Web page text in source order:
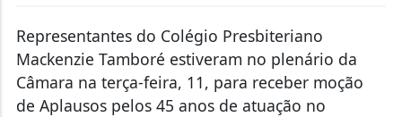
Representantes do Colégio Presbiteriano
Mackenzie Tamboré estiveram no plenário da
Câmara na terça-feira, 11, para receber moção
de Aplausos pelos 45 anos de atuação no